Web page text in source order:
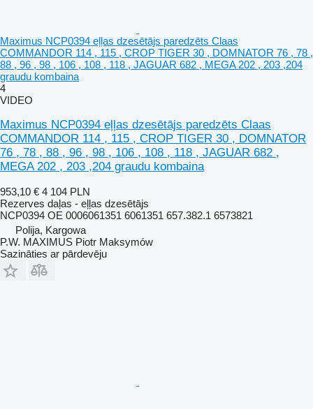
Maximus NCP0394 eļļas dzesētājs paredzēts Claas
COMMANDOR 114 , 115 , CROP TIGER 30 , DOMNATOR 76 , 78 ,
88 , 96 , 98 , 106 , 108 , 118 , JAGUAR 682 , MEGA 202 , 203 ,204
graudu kombaina
4
VIDEO
Maximus NCP0394 eļļas dzesētājs paredzēts Claas
COMMANDOR 114 , 115 , CROP TIGER 30 , DOMNATOR
76 , 78 , 88 , 96 , 98 , 106 , 108 , 118 , JAGUAR 682 ,
MEGA 202 , 203 ,204 graudu kombaina
953,10 € 4 104 PLN
Rezerves daļas - eļļas dzesētājs
NCP0394 OE 0006061351 6061351 657.382.1 6573821
Polija, Kargowa
P.W. MAXIMUS Piotr Maksymów
Sazināties ar pārdevēju